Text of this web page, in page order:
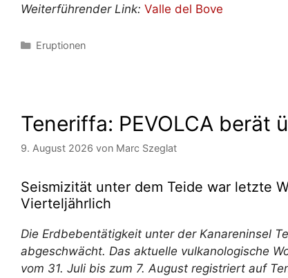
Weiterführender Link: Valle del Bove
Kategorien
Eruptionen
Teneriffa: PEVOLCA berät
9. August 2026 von Marc Szeglat
Seismizität unter dem Teide war letzte
Vierteljährlich
Die Erdbebentätigkeit unter der Kanareninsel
abgeschwächt. Das aktuelle vulkanologische
vom 31. Juli bis zum 7. August registriert auf